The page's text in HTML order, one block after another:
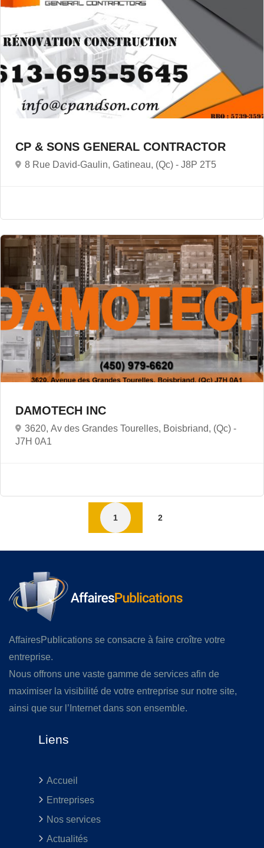
CP & SONS GENERAL CONTRACTOR
8 Rue David-Gaulin, Gatineau, (Qc) - J8P 2T5
DAMOTECH INC
3620, Av des Grandes Tourelles, Boisbriand, (Qc) -
J7H 0A1
1 2
AffairesPublications se consacre à faire croître votre
entreprise.
Nous offrons une vaste gamme de services afin de
maximiser la visibilité de votre entreprise sur notre site,
ainsi que sur l’Internet dans son ensemble.
Liens
Accueil
Entreprises
Nos services
Actualités